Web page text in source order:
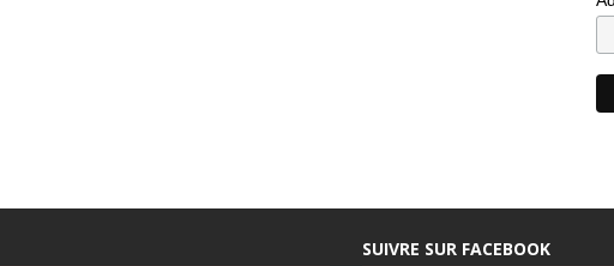
SUIVRE SUR FACEBOOK